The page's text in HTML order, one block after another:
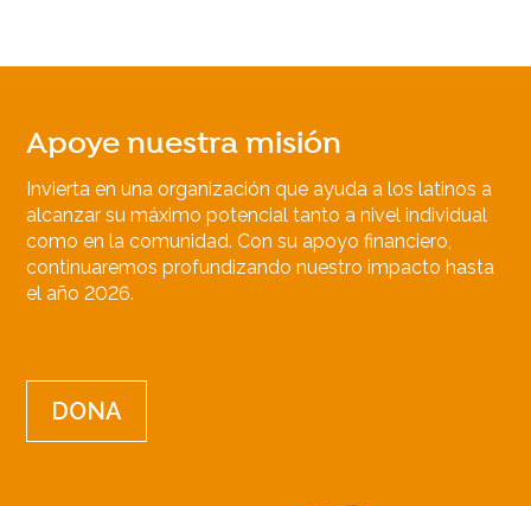
Apoye nuestra misión
Invierta en una organización que ayuda a los latinos a
alcanzar su máximo potencial tanto a nivel individual
como en la comunidad. Con su apoyo financiero,
continuaremos profundizando nuestro impacto hasta
el año 2026.
DONA